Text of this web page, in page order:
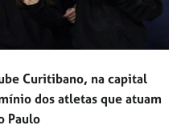
Curitibano, na capital
dos atletas que atuam
Paulo